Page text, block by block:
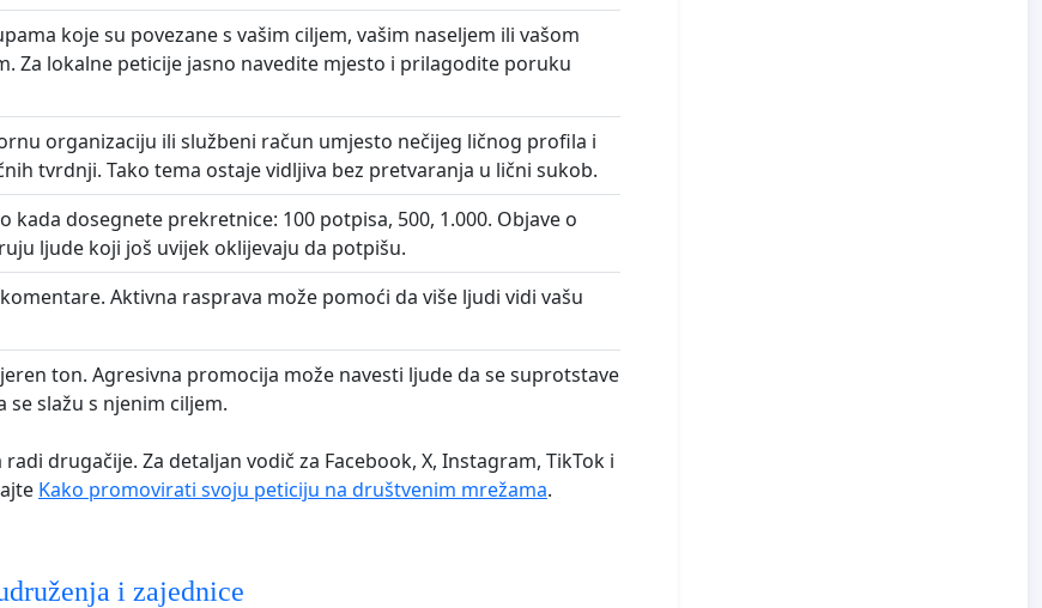
koje su povezane s vašim ciljem, vašim naseljem ili vašom
Za lokalne peticije jasno navedite mjesto i prilagodite poruku
organizaciju ili službeni račun umjesto nečijeg ličnog profila i
tvrdnji. Tako tema ostaje vidljiva bez pretvaranja u lični sukob.
kada dosegnete prekretnice: 100 potpisa, 500, 1.000. Objave o
ljude koji još uvijek oklijevaju da potpišu.
Aktivna rasprava može pomoći da više ljudi vidi vašu
ton. Agresivna promocija može navesti ljude da se suprotstave
se slažu s njenim ciljem.
drugačije. Za detaljan vodič za Facebook, X, Instagram, TikTok i
Kako promovirati svoju peticiju na društvenim mrežama.
i zajednice